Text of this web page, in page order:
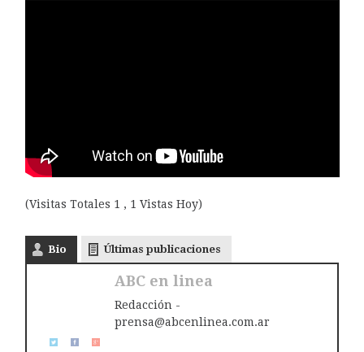
(Visitas Totales 1 , 1 Vistas Hoy)
Bio Últimas publicaciones
ABC en linea
Redacción -
prensa@abcenlinea.com.ar